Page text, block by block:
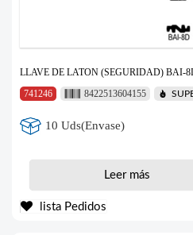
LLAVE DE LATON (SEGURIDAD) BAI-
741246
8422513604155
10 Uds(Envase)
Leer más
lista Pedidos